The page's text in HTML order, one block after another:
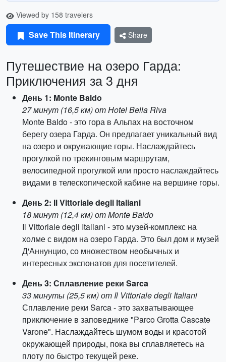
Viewed by 158 travelers
Save This Itinerary Share
Путешествие на озеро Гарда:
Приключения за 3 дня
День 1: Monte Baldo
27 минут (16,5 км) от Hotel Bella Riva
Monte Baldo - это гора в Альпах на восточном
берегу озера Гарда. Он предлагает уникальный вид
на озеро и окружающие горы. Наслаждайтесь
прогулкой по трекинговым маршрутам,
велосипедной прогулкой или просто наслаждайтесь
видами в телескопической кабине на вершине горы.
День 2: Il Vittoriale degli Italiani
18 минут (12,4 км) от Monte Baldo
Il Vittoriale degli Italiani - это музей-комплекс на
холме с видом на озеро Гарда. Это был дом и музей
Д'Аннунцио, со множеством необычных и
интересных экспонатов для посетителей.
День 3: Сплавление реки Sarca
33 минуты (25,5 км) от Il Vittoriale degli Italiani
Сплавление реки Sarca - это захватывающее
приключение в заповеднике "Parco Grotta Cascate
Varone". Наслаждайтесь шумом воды и красотой
окружающей природы, пока вы сплавляетесь на
плоту по быстро текущей реке.